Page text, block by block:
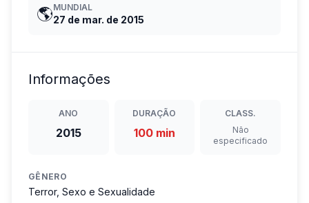
🌎MUNDIAL
27 de mar. de 2015
Informações
ANO
2015
DURAÇÃO
100 min
CLASS.
Não
especificado
GÊNERO
Terror, Sexo e Sexualidade